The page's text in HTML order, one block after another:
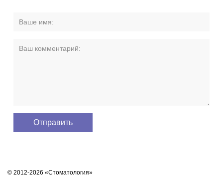
© 2012-2026 «Стоматология»